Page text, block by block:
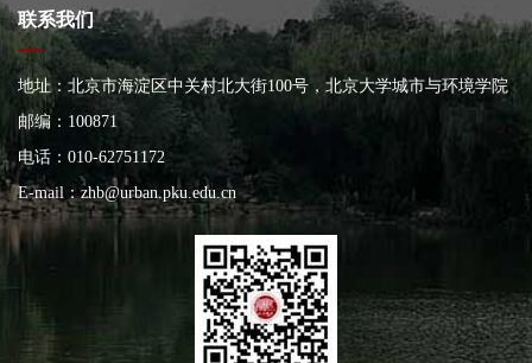
联系我们
地址：北京市海淀区中关村北大街100号，北京大学城市与环境学院
大楼
邮编：100871
电话：010-62751172
E-mail：zhb@urban.pku.edu.cn